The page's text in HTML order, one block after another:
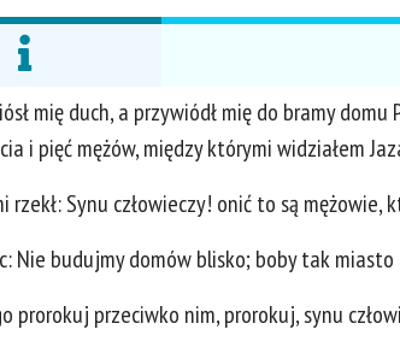
mię duch, a przywiódł mię do bramy
i pięć mężów, między którymi widziałem
rzekł: Synu człowieczy! onić to są
Nie budujmy domów blisko; boby tak miasto
prorokuj przeciwko nim, prorokuj, synu